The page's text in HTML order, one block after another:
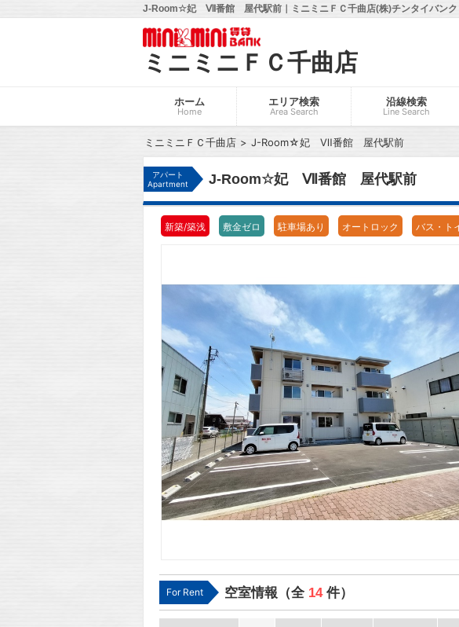
J-Room☆妃 Ⅶ番館 屋代駅前｜ミニミニＦＣ千曲店(株)チンタイバンク
ミニミニＦＣ千曲店
ホーム
Home
エリア検索
Area Search
沿線検索
Line Search
ミニミニＦＣ千曲店 J-Room☆妃 Ⅶ番館 屋代駅前
アパート
Apartment
J-Room☆妃 Ⅶ番館 屋代駅前
新築/築浅 敷金ゼロ 駐車場あり オートロック バス・ト
For Rent 空室情報（全 14件）